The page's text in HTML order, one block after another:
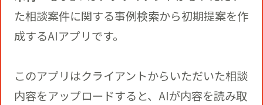
た相談案件に関する事例検索から初期提案を作
成するAIアプリです。
このアプリはクライアントからいただいた相談
内容をアップロードすると、AIが内容を読み取